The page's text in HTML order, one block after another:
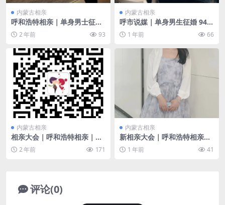
内蒙古相亲
呼和浩特相亲｜单身男士征婚
89年 短婚未育 对另一半的要
求：无不良嗜好 三观正
2 年前 93
内蒙古相亲
呼市说媒｜单身男生征婚 94年
身高175 本科 国企 年收入15
w 1 年前 66
内蒙古相亲
相亲大会｜呼和浩特相亲｜单
身女生征婚 92年 对另一半的
要求：找一位稳定工作 市区有
2 年前 171
内蒙古相亲
新相亲大会｜呼和浩特相亲｜
单身女生征婚 96年 事业编 对
另一半的要求：年龄相仿 有上
1 年前 41
评论(0)